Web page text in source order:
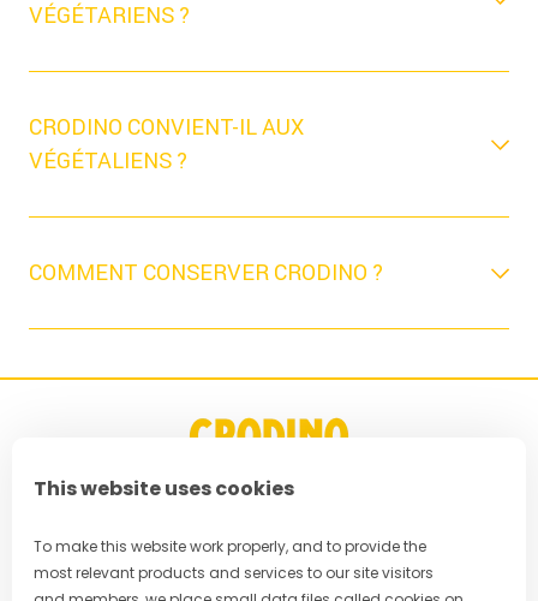
This website uses cookies
To make this website work properly, and to provide the
most relevant products and services to our site visitors
VÉGÉTARIENS ?
CRODINO CONVIENT-IL AUX
VÉGÉTALIENS ?
COMMENT CONSERVER CRODINO ?
FAQ
Politique de confidentialité